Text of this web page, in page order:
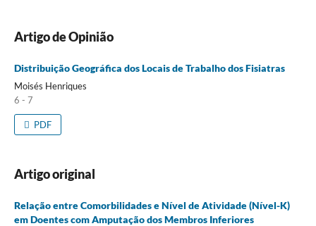
Artigo de Opinião
Distribuição Geográfica dos Locais de Trabalho dos Fisiatras
Moisés Henriques
6 - 7
PDF
Artigo original
Relação entre Comorbilidades e Nível de Atividade (Nível-K)
em Doentes com Amputação dos Membros Inferiores